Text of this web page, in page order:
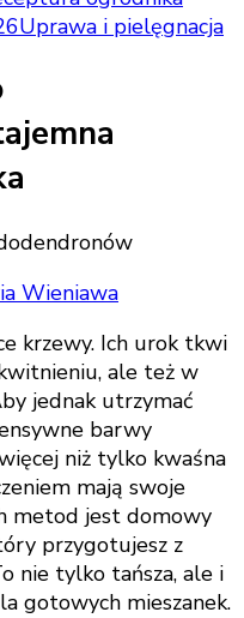
Uprawa i pielęgnacja
Wieniawa
krzewy. Ich urok tkwi
ale też w
jednak utrzymać
barwy
niż tylko kwaśna
mają swoje
metod jest domowy
przygotujesz z
nie tylko tańsza, ale i
gotowych mieszanek.